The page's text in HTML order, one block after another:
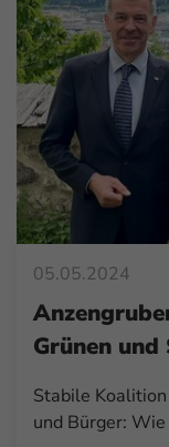
05.05.2024
Grünen und
Stabile
und Bürger: